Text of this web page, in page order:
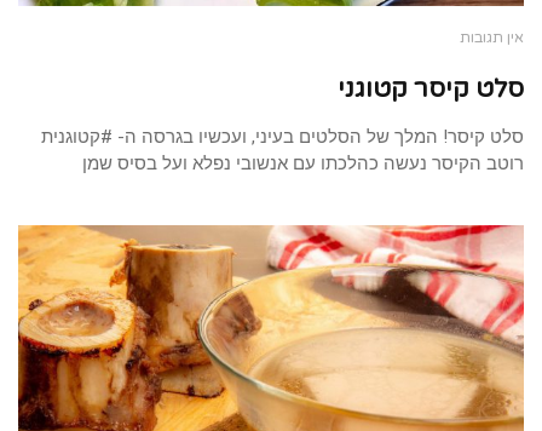
אין תגובות
סלט קיסר קטוגני
סלט קיסר! המלך של הסלטים בעיני, ועכשיו בגרסה ה- #קטוגנית
רוטב הקיסר נעשה כהלכתו עם אנשובי נפלא ועל בסיס שמן